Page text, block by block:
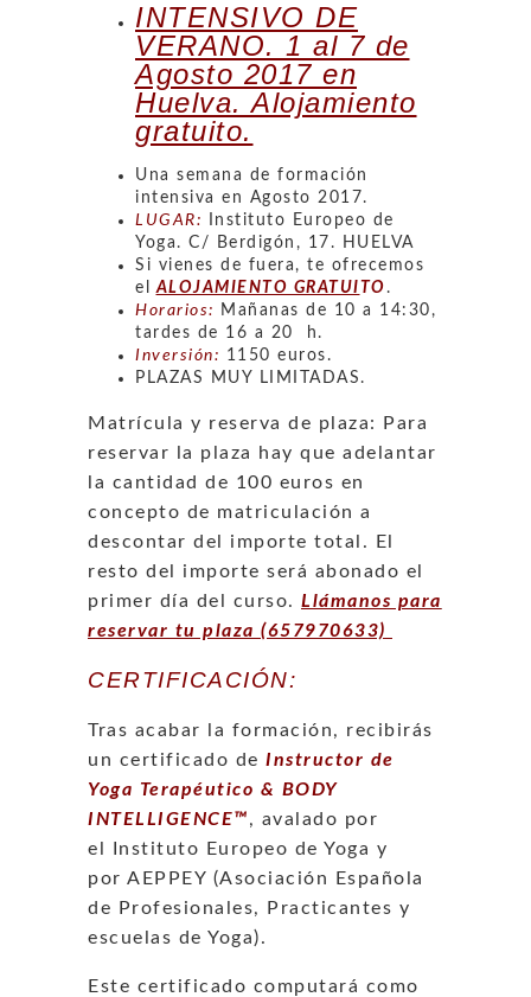
INTENSIVO DE
VERANO. 1 al 7 de
Agosto 2017 en
Huelva. Alojamiento
gratuito.
Una semana de formación
intensiva en Agosto 2017.
LUGAR: Instituto Europeo de
Yoga. C/ Berdigón, 17. HUELVA
Si vienes de fuera, te ofrecemos
el
ALOJAMIENTO GRATUI TO .
Horarios:
Mañanas de 10 a 14:30,
tardes de 16 a 20 h.
Inversión: 1150 euros.
PLAZAS MUY LIMITADAS.
Matrícula y reserva de plaza: Para
reservar la plaza hay que adelantar
la cantidad de 100 euros en
concepto de matriculación a
descontar del importe total. El
resto del importe será abonado el
primer día del curso. Llámanos para
reservar tu plaza (657970633)
CERTIFICACIÓN:
Tras acabar la formación, recibirás
un certificado de Instructor de
Yoga Terapéutico & BODY
INTELLIGENCE™, avalado por
el Instituto Europeo de Yoga y
por AEPPEY (Asociación Española
de Profesionales, Practicantes y
escuelas de Yoga).
Este certificado computará como